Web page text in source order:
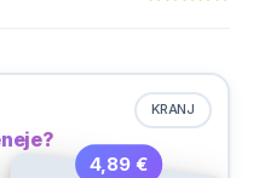
KRANJ
4,89 €